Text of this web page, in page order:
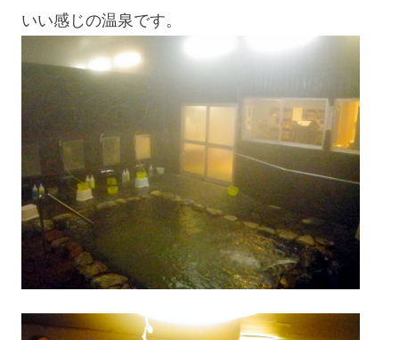
いい感じの温泉です。